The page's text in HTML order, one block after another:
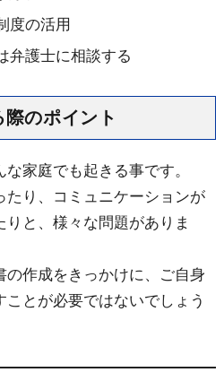
度の活用
弁護士に相談する
のポイント
家庭でも起きる事です。
たり、コミュニケーションが
りと、様々な問題がありま
作成をきっかけに、ご自身
とが必要ではないでしょう